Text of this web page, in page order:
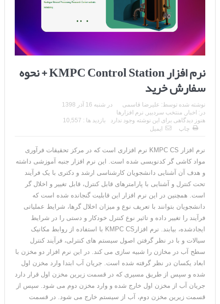
نرم افزار KMPC Control Station + نحوه
سفارش خرید
نوشته شده توسط: علیرضا قاسمی در شنبه 16 آذر 1398
در: اخبار , منتخب سردبیر , نرم افزارها
هنوز دیدگاهی برای این نوشته وجود ندارد
بازدید ها : 10,557
چاپ
ایمیل
نرم افزار KMPC CS نرم افزاری است که در مرکز تحقیقات فرآوری
مواد کاشی گر کدنویسی شده است. این نرم افزار جنبه آموزشی داشته
و هدف آن آشنایی دانشجویان کارشناسی ارشد و دکتری با یک فرآیند
تحت کنترل و آشنایی با پارامترهای قابل کنترل، قابل تغییر و اخلال گر
است. همچنین در این نرم افزار این قابلیت گنجانده شده است که
دانشجویان بتوانند با تعریف نوع و میزان اخلال گرها، شرایط عملیاتی
فرآیند را تغییر داده و تاثیر نوع کنترل خودکار و دستی را در شرایط
ایجادشده، بیابند. نرم افزارKMPC CS با استفاده از روابط مکانیک
سیالات و با در نظر گرفتن اصول سیستم های کنترلی، فرآیند کنترل
سطح آب در مخازن را شبیه سازی می کند. در این نرم افزار دو مخزن با
ابعاد یکسان در نظر گرفته شده است. جریان آب ابتدا وارد مخزن اول
شده و سپس از طریق مسیری که در قسمت زیرین مخزن اول قرار دارد
جریان آب از مخزن اول خارج شده و وارد مخزن دوم می شود. سپس از
قسمت زیرین مخزن دوم، آب از سیستم خارج می شود. در قسمت